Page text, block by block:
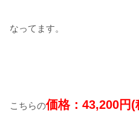
なってます。
こちらの価格： 43,200円(